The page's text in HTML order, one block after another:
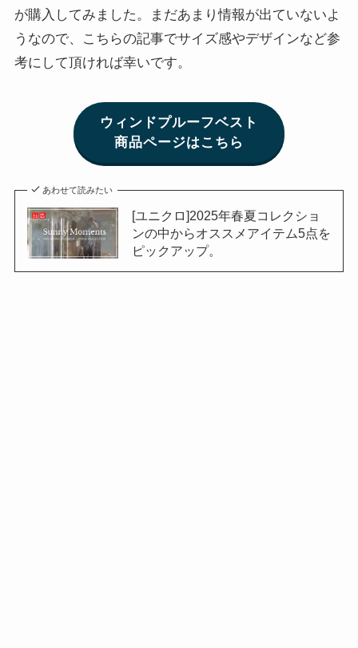
が購入してみました。まだあまり情報が出ていないよ
うなので、こちらの記事でサイズ感やデザインなど参
考にして頂ければ幸いです。
ウィンドプルーフベスト
商品ページはこちら
あわせて読みたい
[ユニクロ]2025年春夏コレクショ
ンの中からオススメアイテム5点を
ピックアップ。